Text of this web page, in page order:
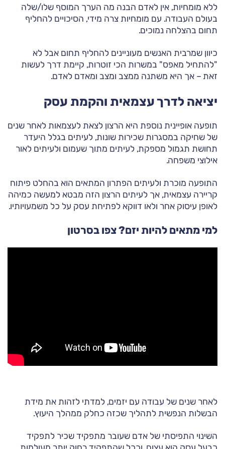
ללא מומחיות, אין לאדם הבנה מה הערך המוסף שלו/שלה
בעולם העבודה. עם מומחיות צרה מידי, הסיכויים להחליף
תחום בהצלחה נמוכים.
כיוון שמרבית האנשים מעוניינים להחליף תחום אבל לא
"להתחיל מאפס" במשרות הכי זוטרות, קיימת דרך לעשות
זאת – אך היא משתנה ממצב ומצב ומאדם לאדם.
יציאה לדרך עצמאית והקמת עסק
תופעה אופיינית נוספת היא הרצון לצאת לעצמאות לאחר שנים
של שחיקה במסגרות שכירות שונות, לעיתים בגלל היעדר
תחושת תגמול מספקת, לעיתים מתוך שעמום ולעיתים לאור
אילוצי משפחה.
התופעה מוכרת ולעיתים הפתרון המתאים הוא בהחלט פיתוח
קריירה עצמאית, אך לעיתים הרצון הזה מבטא למעשה כמיהה
לאופן עיסוק אחר ולאו דווקא לפתיחת עסק על כל משמעויותיו.
למי מתאים להיות יזם? צפו בסרטון
לאחר שנים של עבודה עם יזמים, למדתי לזהות את מידת
הבשלות הנפשית לתהליך שכזה כחלק ממהלך היעוץ.
השינוי התפיסתי של אדם שעובר מתפקיד שכיר לתפקיד